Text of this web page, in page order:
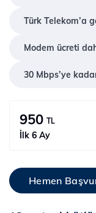
Türk Telekom’a
Modem ücreti
30 Mbps’ye
950 TL
İlk 6 Ay
Hemen